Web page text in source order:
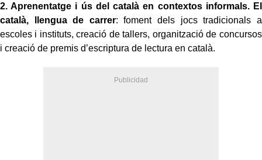
2. Aprenentatge i ús del català en contextos informals. El
català, llengua de carrer: foment dels jocs tradicionals a
escoles i instituts, creació de tallers, organització de concursos
i creació de premis d’escriptura de lectura en català.